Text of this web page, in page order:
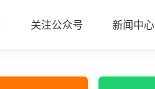
关注公众号 新闻中心